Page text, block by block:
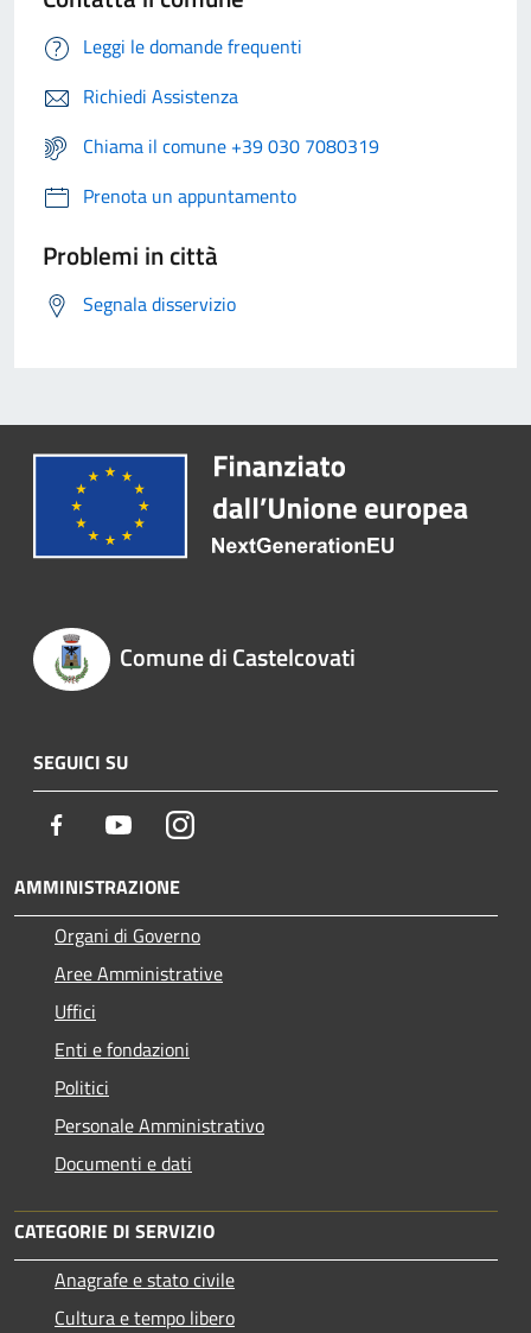
Leggi le domande frequenti
Richiedi Assistenza
Chiama il comune +39 030 7080319
Prenota un appuntamento
Problemi in città
Segnala disservizio
Comune di Castelcovati
SEGUICI SU
Facebook YoutubeInstagram
AMMINISTRAZIONE
Organi di Governo
Aree Amministrative
Uffici
Enti e fondazioni
Politici
Personale Amministrativo
Documenti e dati
CATEGORIE DI SERVIZIO
Anagrafe e stato civile
Cultura e tempo libero